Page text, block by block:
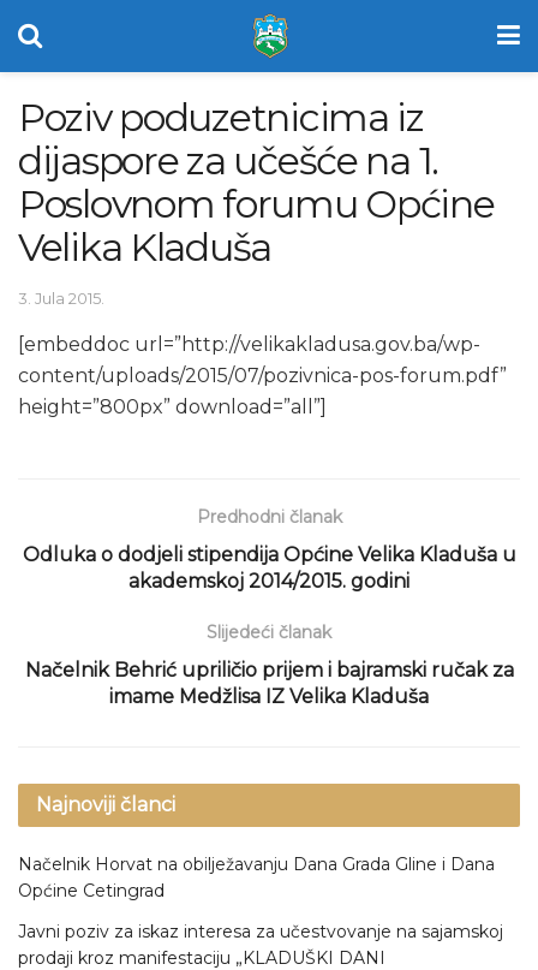
Poziv poduzetnicima iz
dijaspore za učešće na 1.
Poslovnom forumu Općine
Velika Kladuša
3. Jula 2015.
[embeddoc url=”http://velikakladusa.gov.ba/wp-
content/uploads/2015/07/pozivnica-pos-forum.pdf”
height=”800px” download=”all”]
Predhodni članak
Odluka o dodjeli stipendija Općine Velika Kladuša u
akademskoj 2014/2015. godini
Slijedeći članak
Načelnik Behrić upriličio prijem i bajramski ručak za
imame Medžlisa IZ Velika Kladuša
Najnoviji članci
Načelnik Horvat na obilježavanju Dana Grada Gline i Dana
Općine Cetingrad
Javni poziv za iskaz interesa za učestvovanje na sajamskoj
prodaji kroz manifestaciju „KLADUŠKI DANI